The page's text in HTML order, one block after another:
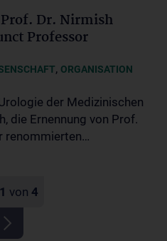
Dr. Nirmish
Professor
, ORGANISATION
der Medizinischen
die Ernennung von Prof.
renommierten…
1 von 4